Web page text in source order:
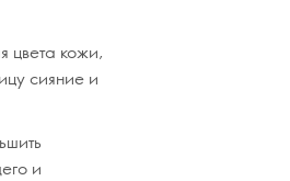
цвета кожи,
сияние и
и